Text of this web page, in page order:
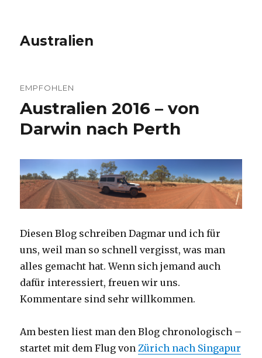
Australien
EMPFOHLEN
Australien 2016 – von
Darwin nach Perth
Diesen Blog schreiben Dagmar und ich für
uns, weil man so schnell vergisst, was man
alles gemacht hat. Wenn sich jemand auch
dafür interessiert, freuen wir uns.
Kommentare sind sehr willkommen.
Am besten liest man den Blog chronologisch –
startet mit dem Flug vonZürich nach Singapur